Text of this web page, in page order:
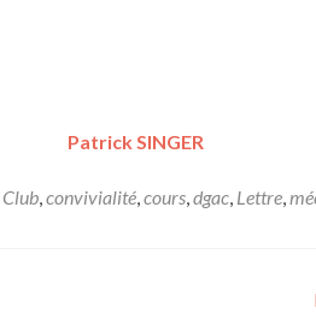
Patrick SINGER
Club,convivialité,cours,dgac, Lettre,